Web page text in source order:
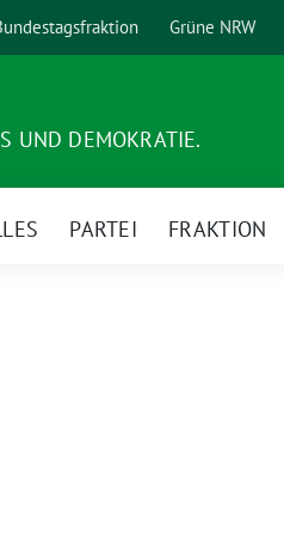
Grüne NRW
UND DEMOKRATIE.
PARTEI FRAKTION